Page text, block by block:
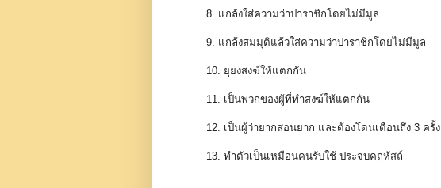
8. แกล้งใส่ความว่าปาราชิกโดยไม่มีมูล
9. แกล้งสมมุติแล้วใส่ความว่าปาราชิกโดยไม่มีมูล
10. ยุยงสงฆ์ให้แตกกัน
11. เป็นพวกของผู้ที่ทำสงฆ์ให้แตกกัน
12. เป็นผู้ว่ายากสอนยาก และต้องโดนเตือนถึง 3 ครั้ง
13. ทำตัวเป็นเหมือนคนรับใช้ ประจบคฤหัสถ์